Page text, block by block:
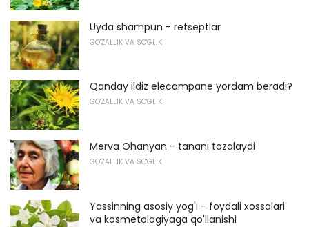
Uyda shampun - retseptlar
GO'ZALLIK VA SO'GLIK
Qanday ildiz elecampane yordam beradi?
GO'ZALLIK VA SO'GLIK
Merva Ohanyan - tanani tozalaydi
GO'ZALLIK VA SO'GLIK
Yassinning asosiy yog'i - foydali xossalari
va kosmetologiyaga qo'llanishi